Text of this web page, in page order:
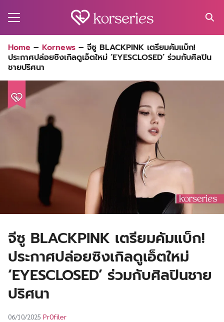
for:
Home – Kornews – จีซู BLACKPINK เตรียมคัมแบ็ก!
ประกาศปล่อยซิงเกิลดูเอ็ตใหม่ ‘EYESCLOSED’ ร่วมกับศิลปิน
ชายปริศนา
จีซู BLACKPINK เตรียมคัมแบ็ก!
ประกาศปล่อยซิงเกิลดูเอ็ตใหม่
‘EYESCLOSED’ ร่วมกับศิลปินชาย
ปริศนา
06/10/2025 Pr0filer